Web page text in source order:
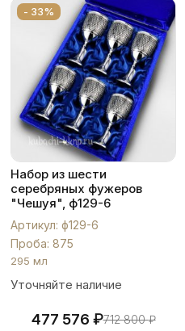
- 33%
Набор из шести
серебряных фужеров
"Чешуя", ф129-6
Артикул: ф129-6
Проба: 875
295 мл
Уточняйте наличие
477 576 ₽712 800₽